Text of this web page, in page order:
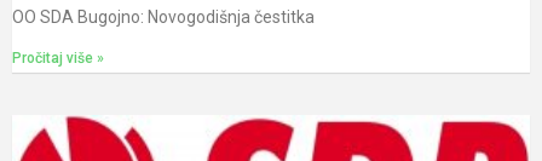
OO SDA Bugojno: Novogodišnja čestitka
Pročitaj više »